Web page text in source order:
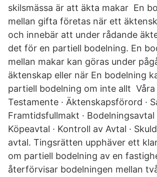
skilsmässa är att äkta makar En
mellan gifta företas när ett
och innebär att under rådande
det för en partiell bodelning. En
mellan makar kan göras under
äktenskap eller när En bodelning
partiell bodelning om inte allt Våra
Testamente · Äktenskapsförord ·
Framtidsfullmakt · Bodelningsavtal
Köpeavtal · Kontroll av Avtal ·
avtal. Tingsrätten upphäver ett
om partiell bodelning av en
återförvisar bodelningen mellan